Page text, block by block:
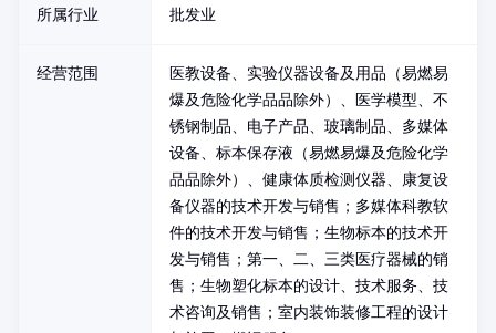
所属行业 批发业
经营范围
医教设备、实验仪器设备及用品（易燃易
爆及危险化学品品除外）、医学模型、不
锈钢制品、电子产品、玻璃制品、多媒体
设备、标本保存液（易燃易爆及危险化学
品品除外）、健康体质检测仪器、康复设
备仪器的技术开发与销售；多媒体科教软
件的技术开发与销售；生物标本的技术开
发与销售；第一、二、三类医疗器械的销
售；生物塑化标本的设计、技术服务、技
术咨询及销售；室内装饰装修工程的设计